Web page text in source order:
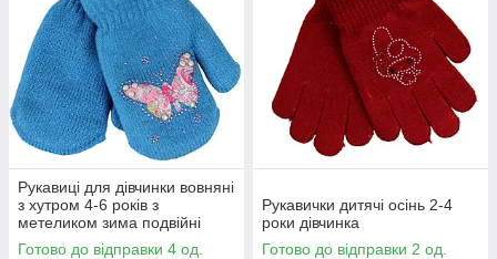
Рукавиці для дівчинки вовняні
з хутром 4-6 років з
метеликом зима подвійні
синій
Готово до відправки 4 од.
Рукавички дитячі осінь 2-4
роки дівчинка
Готово до відправки 2 од.